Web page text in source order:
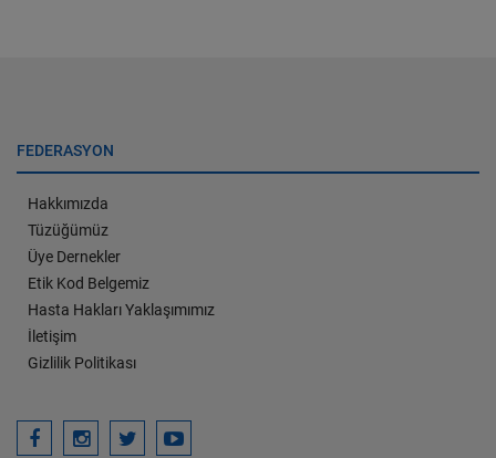
FEDERASYON
Hakkımızda
Tüzüğümüz
Üye Dernekler
Etik Kod Belgemiz
Hasta Hakları Yaklaşımımız
İletişim
Gizlilik Politikası